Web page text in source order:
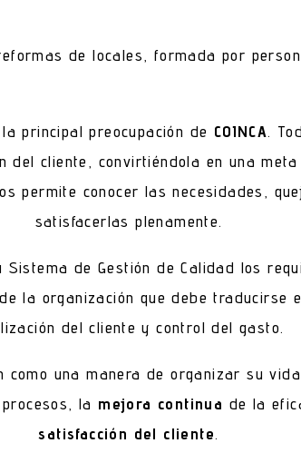
de locales, formada por
principal preocupación de COINCA.
cliente, convirtiéndola en una
permite conocer las necesidades,
satisfacerlas plenamente.
de Gestión de Calidad los
la organización que debe traducirse
del cliente y control del gasto.
como una manera de organizar su
procesos, la mejora continua de la
satisfacción del cliente.